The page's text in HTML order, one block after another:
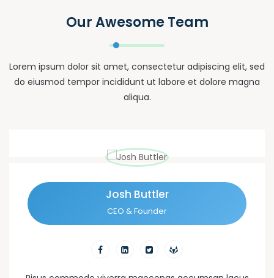
Our Awesome Team
Lorem ipsum dolor sit amet, consectetur adipiscing elit, sed
do eiusmod tempor incididunt ut labore et dolore magna
aliqua.
Josh Buttler
CEO & Founder